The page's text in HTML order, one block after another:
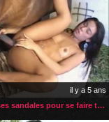
il y a 5 ans
Elle garde ses sandales pour se faire tringler par son étalon